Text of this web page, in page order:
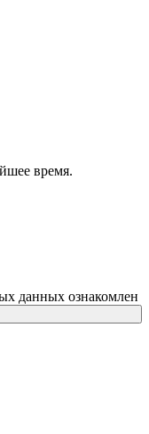
время.
данных ознакомлен